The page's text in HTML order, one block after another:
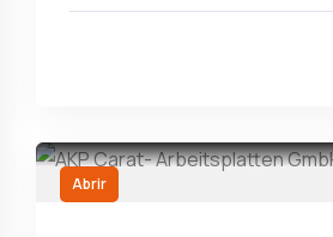
Abrir